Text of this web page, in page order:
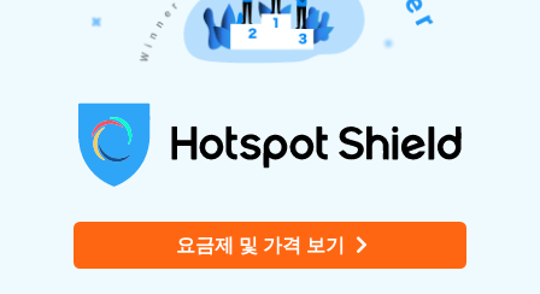
요금제 및 가격 보기